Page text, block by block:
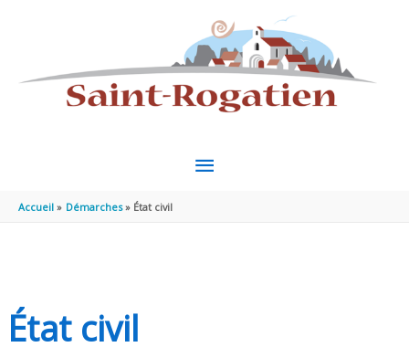
MENU
Accueil Démarches État civil
État civil